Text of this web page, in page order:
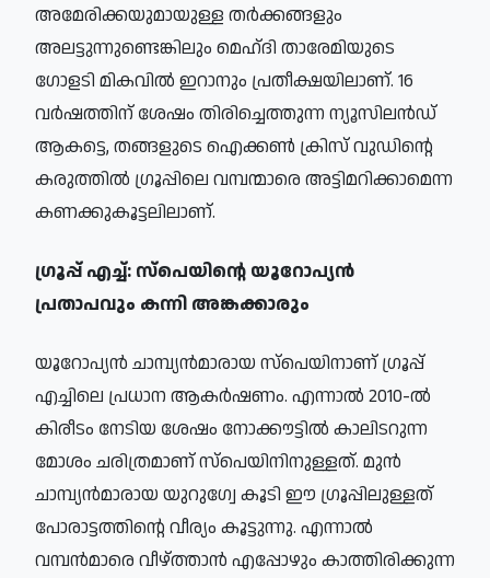
അമേരിക്കയുമായുള്ള തർക്കങ്ങളും
അലട്ടുന്നുണ്ടെങ്കിലും മെഹ്ദി താരേമിയുടെ
ഗോളടി മികവിൽ ഇറാനും പ്രതീക്ഷയിലാണ്. 16
വർഷത്തിന് ശേഷം തിരിച്ചെത്തുന്ന ന്യൂസിലൻഡ്
ആകട്ടെ, തങ്ങളുടെ ഐക്കൺ ക്രിസ് വുഡിന്റെ
കരുത്തിൽ ഗ്രൂപ്പിലെ വമ്പന്മാരെ അട്ടിമറിക്കാമെന്ന
കണക്കുകൂട്ടലിലാണ്.
ഗ്രൂപ്പ് എച്ച്: സ്പെയിന്റെ യൂറോപ്യൻ
പ്രതാപവും കന്നി അങ്കക്കാരും
യൂറോപ്യൻ ചാമ്പ്യൻമാരായ സ്‌പെയിനാണ് ഗ്രൂപ്പ്
എച്ചിലെ പ്രധാന ആകർഷണം. എന്നാൽ 2010-ൽ
കിരീടം നേടിയ ശേഷം നോക്കൗട്ടിൽ കാലിടറുന്ന
മോശം ചരിത്രമാണ് സ്‌പെയിനിനുള്ളത്. മുൻ
ചാമ്പ്യൻമാരായ യുറുഗ്വേ കൂടി ഈ ഗ്രൂപ്പിലുള്ളത്
പോരാട്ടത്തിന്റെ വീര്യം കൂട്ടുന്നു. എന്നാൽ
വമ്പൻമാരെ വീഴ്ത്താൻ എപ്പോഴും കാത്തിരിക്കുന്ന